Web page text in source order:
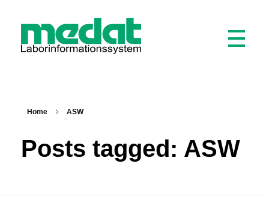
Home ASW
Posts tagged: ASW